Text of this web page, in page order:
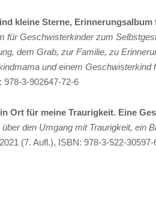
kleine Sterne,
für Geschwisterkinder zum
dem Grab, zur Familie, zu
und einem Geschwisterkind
978-3-902647-72-6
Ort für meine Traurigkeit. Eine
den Umgang mit Traurigkeit, ein
(7. Aufl.), ISBN: 978-3-522-30597-